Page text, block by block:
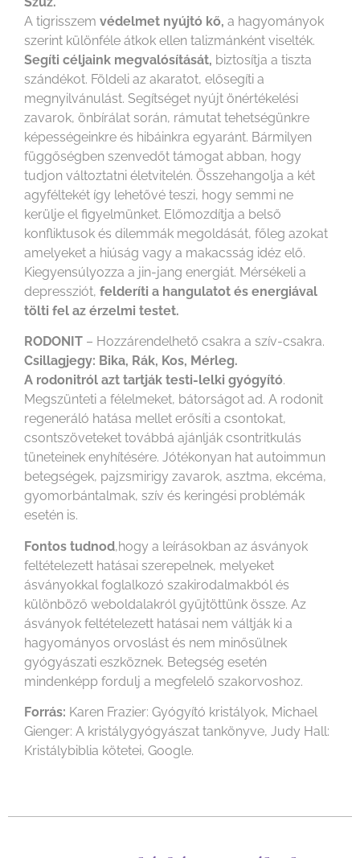
A tigrisszem védelmet nyújtó kő, a hagyományok
szerint különféle átkok ellen talizmánként viselték.
Segíti céljaink megvalósítását, biztosítja a tiszta
szándékot. Földeli az akaratot, elősegíti a
megnyilvánulást. Segítséget nyújt önértékelési
zavarok, önbírálat során, rámutat tehetségünkre
képességeinkre és hibáinkra egyaránt. Bármilyen
függőségben szenvedőt támogat abban, hogy
tudjon változtatni életvitelén. Összehangolja a két
agyféltekét így lehetővé teszi, hogy semmi ne
kerülje el figyelmünket. Előmozdítja a belső
konfliktusok és dilemmák megoldását, főleg azokat
amelyeket a hiúság vagy a makacsság idéz elő.
Kiegyensúlyozza a jin-jang energiát. Mérsékeli a
depressziót, felderíti a hangulatot és energiával
tölti fel az érzelmi testet.
RODONIT – Hozzárendelhető csakra a szív-csakra.
Csillagjegy: Bika, Rák, Kos, Mérleg.
A rodonitról azt tartják testi-lelki gyógyító.
Megszünteti a félelmeket, bátorságot ad. A rodonit
regeneráló hatása mellet erősíti a csontokat,
csontszöveteket továbbá ajánlják csontritkulás
tüneteinek enyhítésére. Jótékonyan hat autoimmun
betegségek, pajzsmirigy zavarok, asztma, ekcéma,
gyomorbántalmak, szív és keringési problémák
esetén is.
Fontos tudnod,hogy a leírásokban az ásványok
feltételezett hatásai szerepelnek, melyeket
ásványokkal foglalkozó szakirodalmakból és
különböző weboldalakról gyűjtöttünk össze. Az
ásványok feltételezett hatásai nem váltják ki a
hagyományos orvoslást és nem minősülnek
gyógyászati eszköznek. Betegség esetén
mindenképp fordulj a megfelelő szakorvoshoz.
Forrás: Karen Frazier: Gyógyító kristályok, Michael
Gienger: A kristálygyógyászat tankönyve, Judy Hall:
Kristálybiblia kötetei, Google.